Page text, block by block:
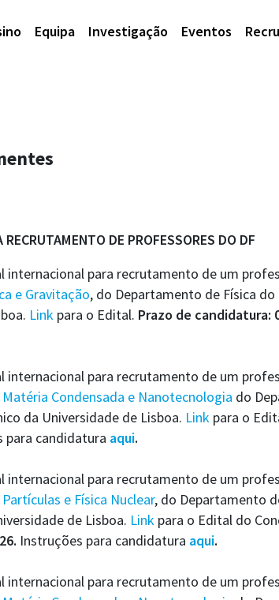
Equipa Investigação Eventos
RECRUTAMENTO DE PROFESSORES DO DF
internacional para recrutamento de um
e Gravitação, do Departamento de Física
Linkpara o Edital. Prazo de candidatura:
internacional para recrutamento de um
Matéria Condensada e Nanotecnologia do
da Universidade de Lisboa. Linkpara o
para candidatura aqui.
internacional para recrutamento de um
e Física Nuclear, do Departamento
de Lisboa. Linkpara o Edital do
Instruções para candidatura aqui.
internacional para recrutamento de um